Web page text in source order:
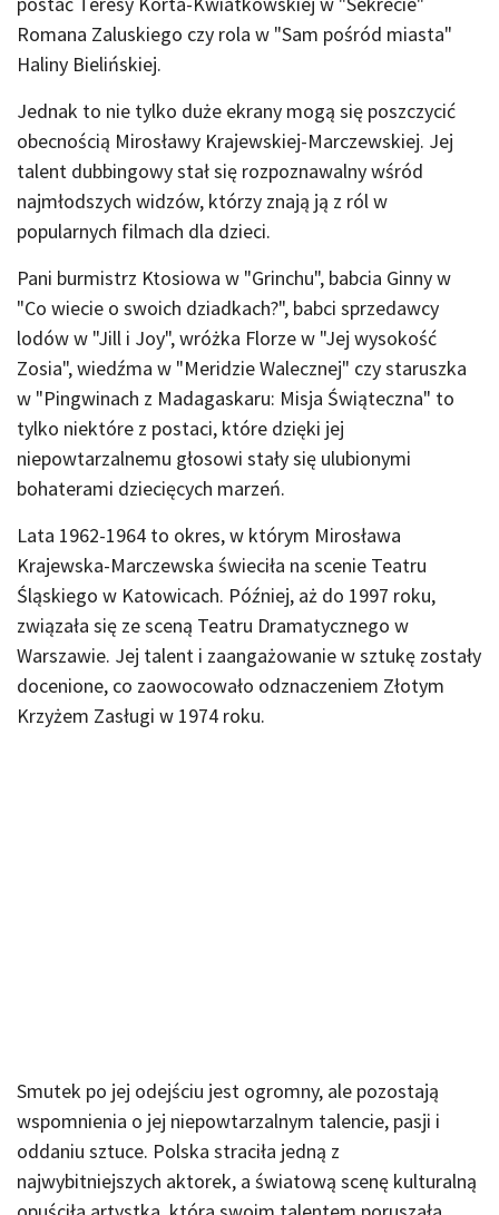
Romana Zaluskiego czy rola w "Sam pośród miasta"
Haliny Bielińskiej.
Jednak to nie tylko duże ekrany mogą się poszczycić
obecnością Mirosławy Krajewskiej-Marczewskiej. Jej
talent dubbingowy stał się rozpoznawalny wśród
najmłodszych widzów, którzy znają ją z ról w
popularnych filmach dla dzieci.
Pani burmistrz Ktosiowa w "Grinchu", babcia Ginny w
"Co wiecie o swoich dziadkach?", babci sprzedawcy
lodów w "Jill i Joy", wróżka Florze w "Jej wysokość
Zosia", wiedźma w "Meridzie Walecznej" czy staruszka
w "Pingwinach z Madagaskaru: Misja Świąteczna" to
tylko niektóre z postaci, które dzięki jej
niepowtarzalnemu głosowi stały się ulubionymi
bohaterami dziecięcych marzeń.
Lata 1962-1964 to okres, w którym Mirosława
Krajewska-Marczewska świeciła na scenie Teatru
Śląskiego w Katowicach. Później, aż do 1997 roku,
związała się ze sceną Teatru Dramatycznego w
Warszawie. Jej talent i zaangażowanie w sztukę zostały
docenione, co zaowocowało odznaczeniem Złotym
Krzyżem Zasługi w 1974 roku.
Smutek po jej odejściu jest ogromny, ale pozostają
wspomnienia o jej niepowtarzalnym talencie, pasji i
oddaniu sztuce. Polska straciła jedną z
najwybitniejszych aktorek, a światową scenę kulturalną